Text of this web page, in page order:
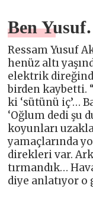
Ben
Ressam Yusuf
henüz altı
elektrik
birden kaybetti.
ki ‘sütünü iç’…
‘Oğlum dedi şu
koyunları
yamaçlarında
direkleri var.
tırmandık…
diye anlatıyor o